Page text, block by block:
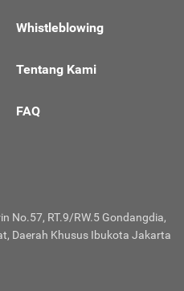
Whistleblowing
Tentang Kami
FAQ
No.57, RT.9/RW.5 Gondangdia,
Daerah Khusus Ibukota Jakarta